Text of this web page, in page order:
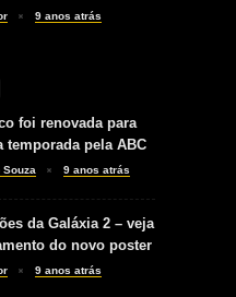
9 anos atrás
foi renovada para
temporada pela ABC
Souza 9 anos atrás
da Galáxia 2 – veja
do novo poster
9 anos atrás